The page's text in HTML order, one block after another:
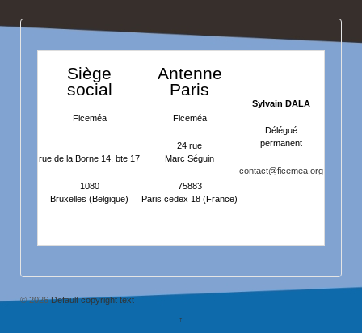
Siège
social
Ficeméa
rue de la Borne 14, bte 17
1080
Bruxelles (Belgique)
Antenne
Paris
Ficeméa
24 rue
Marc Séguin
75883
Paris cedex 18 (France)
Sylvain DALA
Délégué
permanent
contact@ficemea.org
© 2026Default copyright text
↑